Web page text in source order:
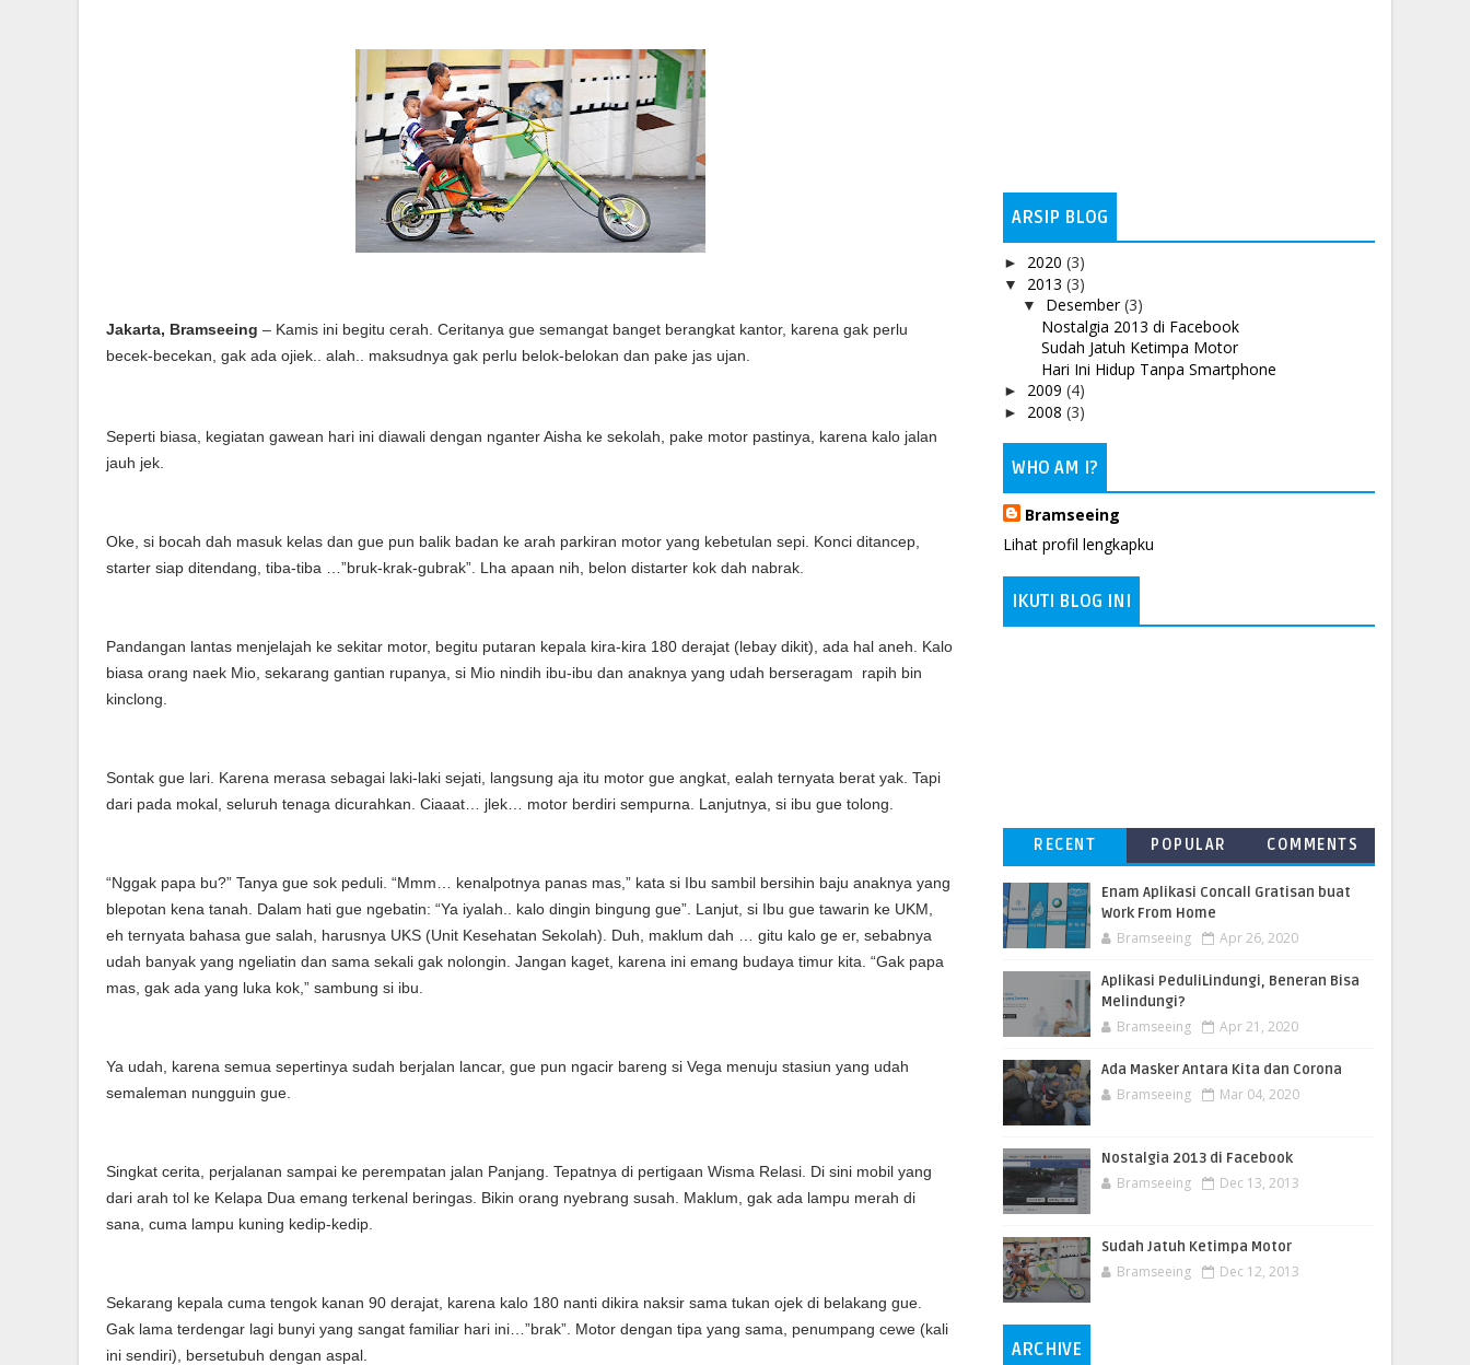
Jakarta, Bramseeing – Kamis ini begitu cerah. Ceritanya gue semangat banget berangkat kantor, karena gak perlu
becek-becekan, gak ada ojiek.. alah.. maksudnya gak perlu belok-belokan dan pake jas ujan.
Seperti biasa, kegiatan gawean hari ini diawali dengan nganter Aisha ke sekolah, pake motor pastinya, karena kalo jalan
jauh jek.
Oke, si bocah dah masuk kelas dan gue pun balik badan ke arah parkiran motor yang kebetulan sepi. Konci ditancep,
starter siap ditendang, tiba-tiba …”bruk-krak-gubrak”. Lha apaan nih, belon distarter kok dah nabrak.
Pandangan lantas menjelajah ke sekitar motor, begitu putaran kepala kira-kira 180 derajat (lebay dikit), ada hal aneh. Kalo
biasa orang naek Mio, sekarang gantian rupanya, si Mio nindih ibu-ibu dan anaknya yang udah berseragam rapih bin
kinclong.
Sontak gue lari. Karena merasa sebagai laki-laki sejati, langsung aja itu motor gue angkat, ealah ternyata berat yak. Tapi
dari pada mokal, seluruh tenaga dicurahkan. Ciaaat… jlek… motor berdiri sempurna. Lanjutnya, si ibu gue tolong.
“Nggak papa bu?” Tanya gue sok peduli. “Mmm… kenalpotnya panas mas,” kata si Ibu sambil bersihin baju anaknya yang
blepotan kena tanah. Dalam hati gue ngebatin: “Ya iyalah.. kalo dingin bingung gue”. Lanjut, si Ibu gue tawarin ke UKM,
eh ternyata bahasa gue salah, harusnya UKS (Unit Kesehatan Sekolah). Duh, maklum dah … gitu kalo ge er, sebabnya
udah banyak yang ngeliatin dan sama sekali gak nolongin. Jangan kaget, karena ini emang budaya timur kita. “Gak papa
mas, gak ada yang luka kok,” sambung si ibu.
Ya udah, karena semua sepertinya sudah berjalan lancar, gue pun ngacir bareng si Vega menuju stasiun yang udah
semaleman nungguin gue.
Singkat cerita, perjalanan sampai ke perempatan jalan Panjang. Tepatnya di pertigaan Wisma Relasi. Di sini mobil yang
dari arah tol ke Kelapa Dua emang terkenal beringas. Bikin orang nyebrang susah. Maklum, gak ada lampu merah di
sana, cuma lampu kuning kedip-kedip.
Sekarang kepala cuma tengok kanan 90 derajat, karena kalo 180 nanti dikira naksir sama tukan ojek di belakang gue.
Gak lama terdengar lagi bunyi yang sangat familiar hari ini…”brak”. Motor dengan tipa yang sama, penumpang cewe (kali
ini sendiri), bersetubuh dengan aspal.
ARSIP BLOG
► 2020 (3)
▼ 2013 (3)
▼ Desember(3)
Nostalgia 2013 di Facebook
Sudah Jatuh Ketimpa Motor
Hari Ini Hidup Tanpa Smartphone
► 2009 (4)
► 2008 (3)
WHO AM I?
Bramseeing
Lihat profil lengkapku
IKUTI BLOG INI
RECENT POPULAR COMMENTS
Enam Aplikasi Concall Gratisan buat
Work From Home
Bramseeing Apr 26, 2020
Aplikasi PeduliLindungi, Beneran Bisa
Melindungi?
Bramseeing Apr 21, 2020
Ada Masker Antara Kita dan Corona
Bramseeing Mar 04, 2020
Nostalgia 2013 di Facebook
Bramseeing Dec 13, 2013
Sudah Jatuh Ketimpa Motor
Bramseeing Dec 12, 2013
ARCHIVE